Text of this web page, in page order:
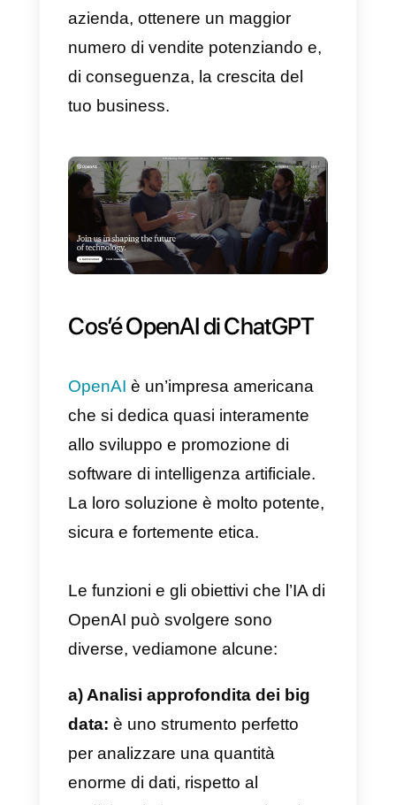
Ecco come latua azienda può
utilizzare l’intelligenza artificiale di
WhatsAppper poter gestire al
meglio la produttività della tua
azienda, ottenere un maggior
di conseguenza, la crescita del
Cos’é OpenAI di ChatGPT
OpenAIè un’impresa americana
che si dedica quasi interamente
allo sviluppo e promozione di